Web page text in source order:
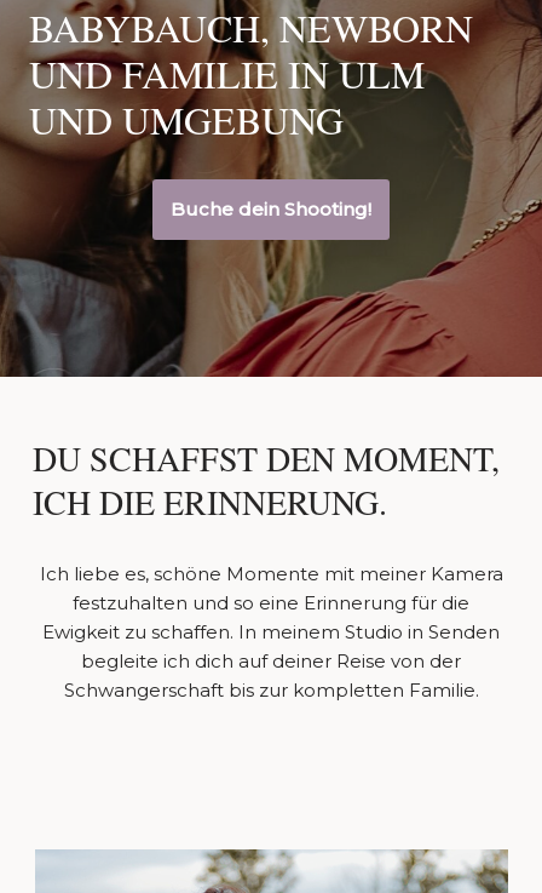
BABYBAUCH, NEWBORN
UND FAMILIE IN ULM
UND UMGEBUNG
Buche dein Shooting!
DU SCHAFFST DEN MOMENT,
ICH DIE ERINNERUNG.
Ich liebe es, schöne Momente mit meiner Kamera
festzuhalten und so eine Erinnerung für die
Ewigkeit zu schaffen. In meinem Studio in Senden
begleite ich dich auf deiner Reise von der
Schwangerschaft bis zur kompletten Familie.